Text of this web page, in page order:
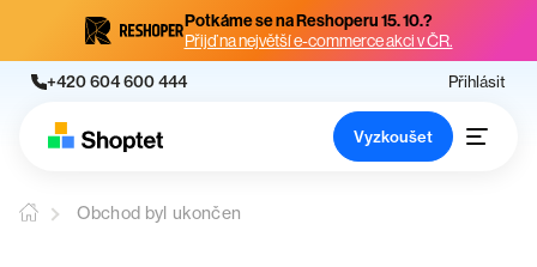
Potkáme se na Reshoperu 15. 10.?
Přijď na největší e-commerce akci v ČR.
+420 604 600 444 Přihlásit
Vyzkoušet
Obchod byl ukončen